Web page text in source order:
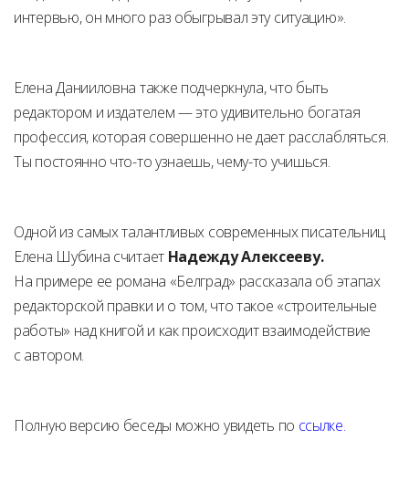
интервью, он много раз обыгрывал эту ситуацию».
Елена Данииловна также подчеркнула, что быть
редактором и издателем — это удивительно богатая
профессия, которая совершенно не дает расслабляться.
Ты постоянно что-то узнаешь, чему-то учишься.
Одной из самых талантливых современных писательниц
Елена Шубина считает Надежду Алексееву.
На примере ее романа «Белград» рассказала об этапах
редакторской правки и о том, что такое «строительные
работы» над книгой и как происходит взаимодействие
с автором.
Полную версию беседы можно увидеть по ссылке.